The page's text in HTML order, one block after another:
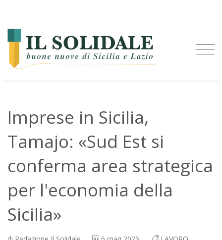
Imprese in Sicilia,
Tamajo: «Sud Est si
conferma area strategica
per l'economia della
Sicilia»